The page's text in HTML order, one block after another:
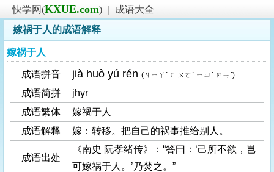
快学网(KXUE.com) |
成语大全
嫁祸于人的成语解释
嫁祸于人
成语拼音 jià huò yú rén (ㄐㄧㄚˋ ㄏㄨㄛˋ ㄧㄩˊ ㄖㄣˊ)
成语简拼
jhyr
成语繁体
嫁禍于人
成语解释
嫁：转移。把自己的祸事推给别人。
成语出处
《南史 阮孝绪传》：“答曰：‘己所不欲，岂
可嫁祸于人。’乃焚之。”